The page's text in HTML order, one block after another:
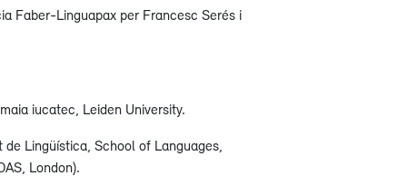
Faber-Linguapax per Francesc Serés i
iucatec, Leiden University.
Lingüística, School of Languages,
London).